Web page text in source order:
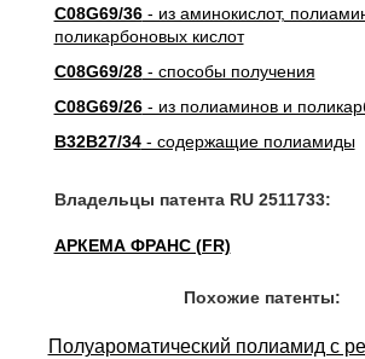
C08G69/36- из аминокислот,
поликарбоновых кислот
C08G69/28- способы получения
C08G69/26- из полиаминов и
B32B27/34- содержащие полиамиды
Владельцы патента RU 2511733:
АРКЕМА ФРАНС (FR)
Похожие патенты:
Полуароматический полиамид с